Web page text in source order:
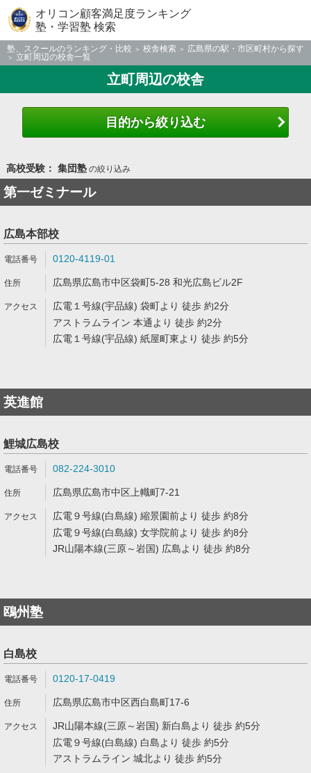
オリコン顧客満足度ランキング
塾・学習塾 検索
塾、スクールのランキング・比較 校舎検索
広島県の駅・市区町村から探す
立町周辺の校舎一覧
立町周辺の校舎
目的から絞り込む
高校受験： 集団塾の絞り込み
第一ゼミナール
広島本部校
0120-4119-01
広島県広島市中区袋町5-28 和光広島ビル2F
広電１号線(宇品線) 袋町より 徒歩 約2分
アストラムライン 本通より 徒歩 約2分
広電１号線(宇品線) 紙屋町東より 徒歩 約5分
英進館
鯉城広島校
082-224-3010
広島県広島市中区上幟町7-21
広電９号線(白島線) 縮景園前より 徒歩 約8分
広電９号線(白島線) 女学院前より 徒歩 約8分
JR山陽本線(三原～岩国) 広島より 徒歩 約8分
鴎州塾
白島校
0120-17-0419
広島県広島市中区西白島町17-6
JR山陽本線(三原～岩国) 新白島より 徒歩 約5分
広電９号線(白島線) 白島より 徒歩 約5分
アストラムライン 城北より 徒歩 約5分